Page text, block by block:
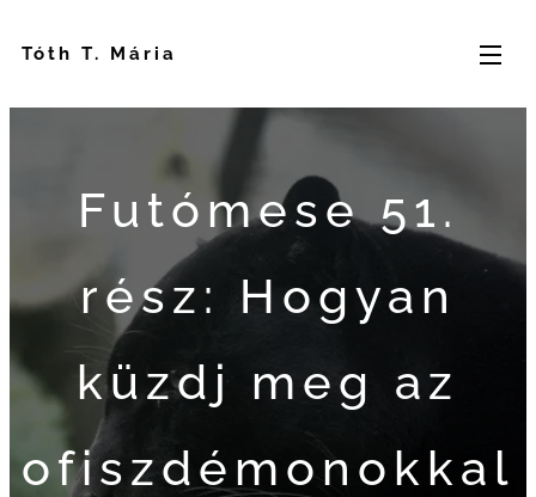
Tóth T. Mária
Futómese 51.
rész: Hogyan
küzdj meg az
ofiszdémonokkal